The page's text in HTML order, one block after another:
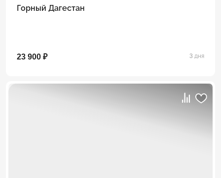
Горный Дагестан
23 900 ₽ 3 дня